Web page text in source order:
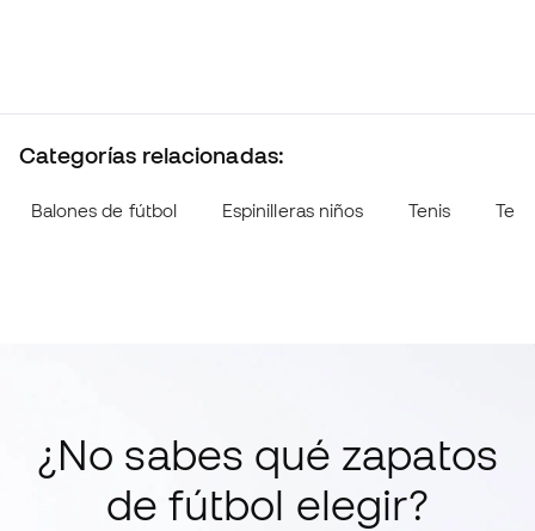
Categorías relacionadas:
Balones de fútbol Espinilleras niños Tenis
¿No sabes qué zapatos
de fútbol elegir?